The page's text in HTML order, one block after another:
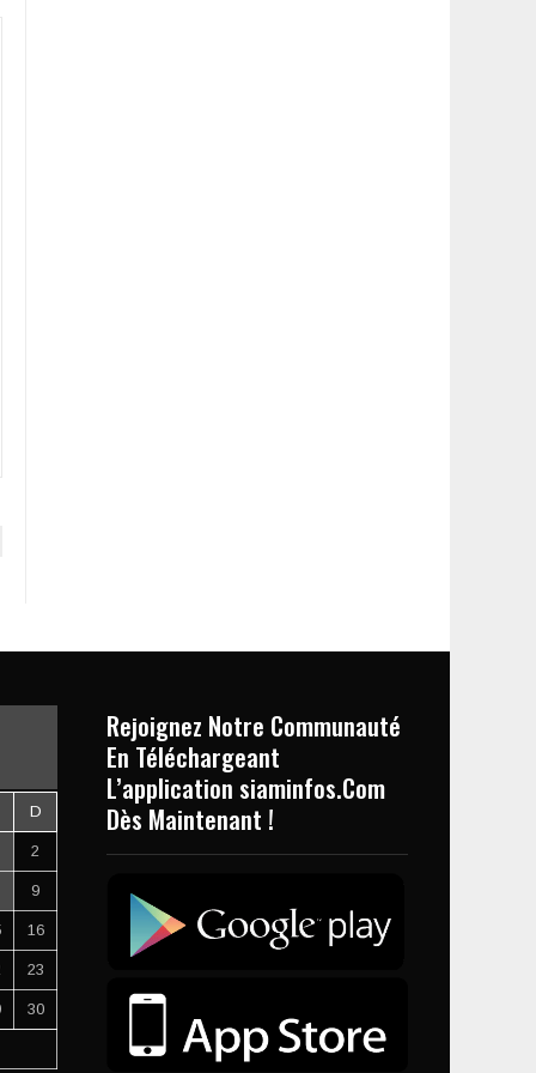
D
2
9
16
23
30
Rejoignez Notre Communauté
En Téléchargeant
L’application siaminfos.Com
Dès Maintenant !